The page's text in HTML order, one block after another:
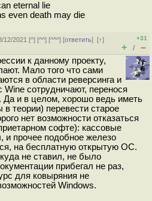
eternal lie
even death may die
12/2021 [^] [^^] [^^^] [ответить][↑]
+31
+ / –
к данному проекту,
Мало того что сами
в области реверсинга и
сотрудничают, перенося
Да и в целом, хорошо ведь иметь
теории) перевести старое
нет возможности отказаться
софте): кассовые
и прочее подобное железо
на бесплатную открытую ОС.
не ставил, не было
прибегал не раз,
для ковыряния не
Windows.